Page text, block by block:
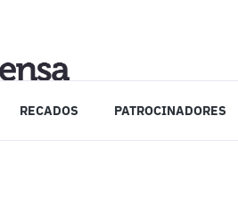
RECADOS PATROCINADORES